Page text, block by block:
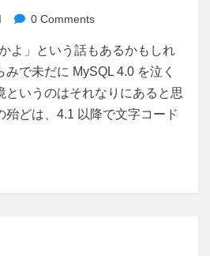
0 Comments
よ」という話もあるかもしれ
で未だに MySQL 4.0 を泣く
というのはそれなりにあると思
殆どは、4.1 以降で文字コード